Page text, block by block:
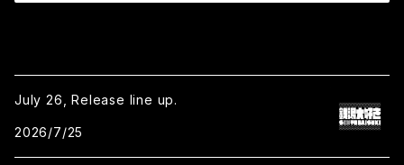
July 26, Release line up.
2026/7/25